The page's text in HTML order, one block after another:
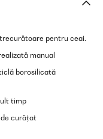
pentru ceai.
manual
borosilicată
timp
de curățat